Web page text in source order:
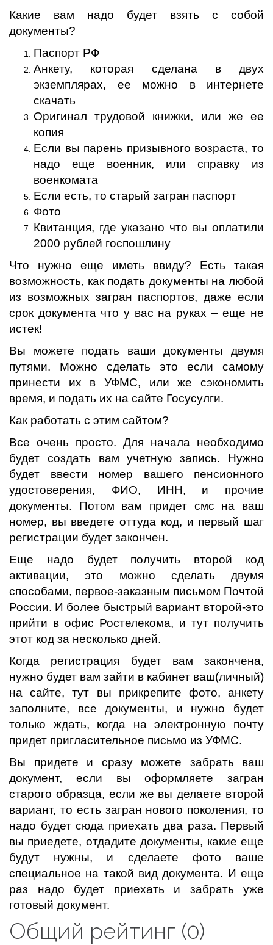
Какие вам надо будет взять с собой
документы?
Паспорт РФ
Анкету, которая сделана в двух
экземплярах, ее можно в интернете
скачать
Оригинал трудовой книжки, или же ее
копия
Если вы парень призывного возраста, то
надо еще военник, или справку из
военкомата
Если есть, то старый загран паспорт
Фото
Квитанция, где указано что вы оплатили
2000 рублей госпошлину
Что нужно еще иметь ввиду? Есть такая
возможность, как подать документы на любой
из возможных загран паспортов, даже если
срок документа что у вас на руках – еще не
истек!
Вы можете подать ваши документы двумя
путями. Можно сделать это если самому
принести их в УФМС, или же сэкономить
время, и подать их на сайте Госусулги.
Как работать с этим сайтом?
Все очень просто. Для начала необходимо
будет создать вам учетную запись. Нужно
будет ввести номер вашего пенсионного
удостоверения, ФИО, ИНН, и прочие
документы. Потом вам придет смс на ваш
номер, вы введете оттуда код, и первый шаг
регистрации будет закончен.
Еще надо будет получить второй код
активации, это можно сделать двумя
способами, первое-заказным письмом Почтой
России. И более быстрый вариант второй-это
прийти в офис Ростелекома, и тут получить
этот код за несколько дней.
Когда регистрация будет вам закончена,
нужно будет вам зайти в кабинет ваш(личный)
на сайте, тут вы прикрепите фото, анкету
заполните, все документы, и нужно будет
только ждать, когда на электронную почту
придет пригласительное письмо из УФМС.
Вы придете и сразу можете забрать ваш
документ, если вы оформляете загран
старого образца, если же вы делаете второй
вариант, то есть загран нового поколения, то
надо будет сюда приехать два раза. Первый
вы приедете, отдадите документы, какие еще
будут нужны, и сделаете фото ваше
специальное на такой вид документа. И еще
раз надо будет приехать и забрать уже
готовый документ.
Общий рейтинг (0)